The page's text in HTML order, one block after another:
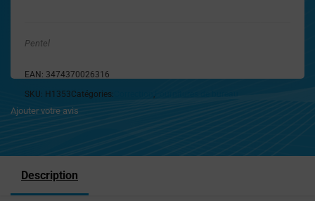
Pentel
EAN: 3474370026316
SKU: H1353Catégories: ,
Ajouter votre avis
Description